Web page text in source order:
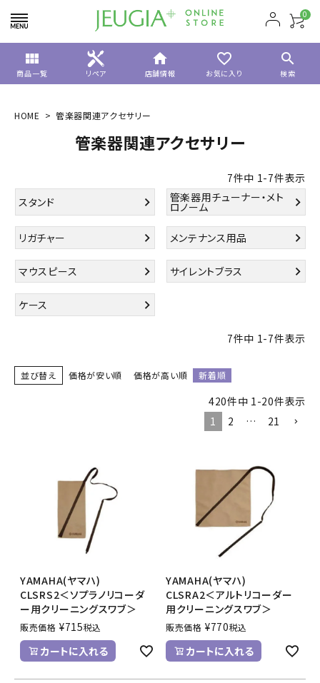
0
view_module
商品一覧 リペア
home
店舗情報
favorite_border
お気に入り
search
検索
HOME 管楽器関連アクセサリー
管楽器関連アクセサリー
7件中 1-7件表示
スタンド
管楽器用チューナー・メト
ロノーム
リガチャー メンテナンス用品
マウスピース サイレントブラス
ケース
7件中 1-7件表示
並び替え 価格が安い順 価格が高い順 新着順
420件中 1-20件表示
1
2 … 21
YAMAHA(ヤマハ)
CLSRS2＜ソプラノリコーダ
ー用クリーニングスワブ＞
販売価格 ¥715税込
カートに入れる
YAMAHA(ヤマハ)
CLSRA2＜アルトリコーダー
用クリーニングスワブ＞
販売価格 ¥770税込
カートに入れる